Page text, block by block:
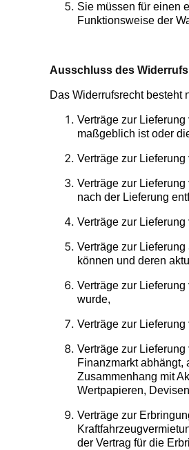
Sie müssen für einen
Funktionsweise der
Ausschluss des
Das Widerrufsrecht besteht
Verträge zur
maßgeblich ist oder
Verträge zur
Verträge zur
nach der Lieferung
Verträge zur
Verträge zur
können und deren
Verträge zur
wurde,
Verträge zur
Verträge zur
Finanzmarkt
Zusammenhang mit
Wertpapieren,
Verträge zur
der Vertrag für die